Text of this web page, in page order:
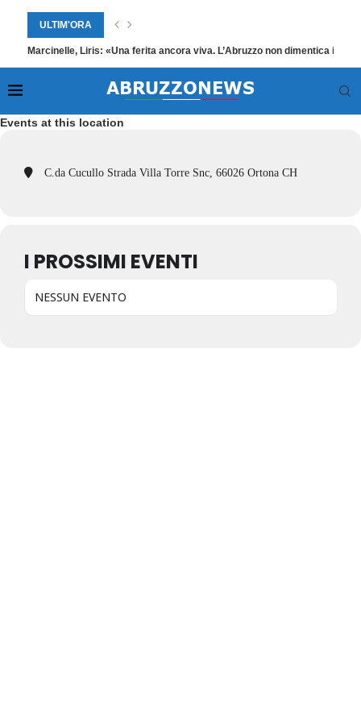
ULTIM'ORA
Marcinelle, Liris: «Una ferita ancora viva. L’Abruzzo non dimentica i suoi
Events at this location
C.da Cucullo Strada Villa Torre Snc, 66026 Ortona CH
I PROSSIMI EVENTI
NESSUN EVENTO